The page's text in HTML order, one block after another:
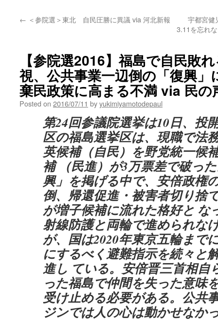
← ＜参院選＞東北 自民圧勝に異議 via 河北新報
宇都宮健
3.11を忘れ
【参院選2016】福島で自民敗
視、公共事業一辺倒の「復興」
棄民政策に高まる不満 via 民の
Posted on 2016/07/11 byyukimiyamotodepaul
第24回参議院選挙は10日、投
区の福島選挙区は、現職で法
英候補（自民）を野党統一候
補 （民進）が3万票差で破っ
興」を掲げる中で、安倍政権
倒、帰還促進・被害者切り捨
が増子候補に流れた格好と な
射線防護と両輪で進められな
が、国は2020年東京五輪まで
にするべく避難指示を続々と
進し ている。安倍晋三首相自
った福島で仲間を失った意味
受け止める必要がある。公共
ジンでは人の心は動かせなか